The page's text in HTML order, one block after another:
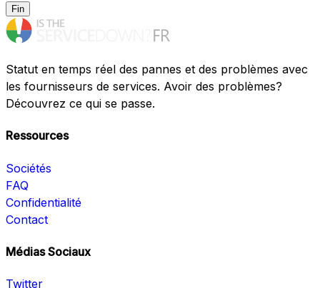
Fin
Statut en temps réel des pannes et des problèmes avec
les fournisseurs de services. Avoir des problèmes?
Découvrez ce qui se passe.
Ressources
Sociétés
FAQ
Confidentialité
Contact
Médias Sociaux
Twitter